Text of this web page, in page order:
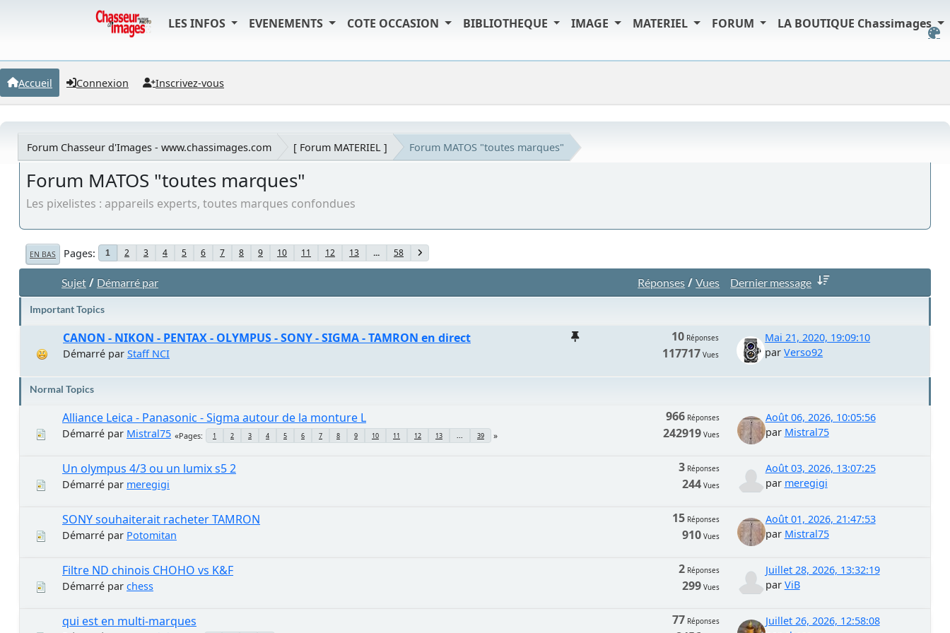
LES INFOS EVENEMENTS COTE OCCASION BIBLIOTHEQUE IMAGE MATERIEL FORUM LA BOUTIQUE Chassimages
Accueil Connexion Inscrivez-vous
Forum Chasseur d'Images - www.chassimages.com [ Forum MATERIEL ] Forum MATOS "toutes marques"
Forum MATOS "toutes marques"
Les pixelistes : appareils experts, toutes marques confondues
EN BAS Pages 1 2 3 4 5 6 7 8 9 10 11 12 13 ... 58
Sujet / Démarré par Réponses /Vues Dernier message
Important Topics
CANON - NIKON - PENTAX - OLYMPUS - SONY - SIGMA - TAMRON en direct
Démarré par Staff NCI
10 Réponses
117717 Vues
Mai 21, 2020, 19:09:10
parVerso92
Normal Topics
Alliance Leica - Panasonic - Sigma autour de la monture L
Démarré par Mistral75 Pages 1 2 3 4 5 6 7 8 9 10 11 12 13 ... 39
966Réponses
242919Vues
Août 06, 2026, 10:05:56
par Mistral75
Un olympus 4/3 ou un lumix s5 2
Démarré par meregigi
3Réponses
244Vues
Août 03, 2026, 13:07:25
par meregigi
SONY souhaiterait racheter TAMRON
Démarré par Potomitan
15Réponses
910Vues
Août 01, 2026, 21:47:53
par Mistral75
Filtre ND chinois CHOHO vs K&F
Démarré par chess
2Réponses
299Vues
Juillet 28, 2026, 13:32:19
par ViB
qui est en multi-marques 77 Réponses
Juillet 26, 2026, 12:58:08